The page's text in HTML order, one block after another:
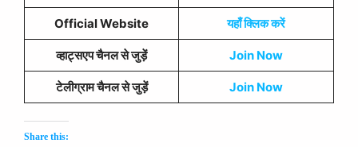
Official Website यहाँ क्लिक करें
व्हाट्सएप चैनल से जुड़ें Join Now
टेलीग्राम चैनल से जुड़ें Join Now
Share this: